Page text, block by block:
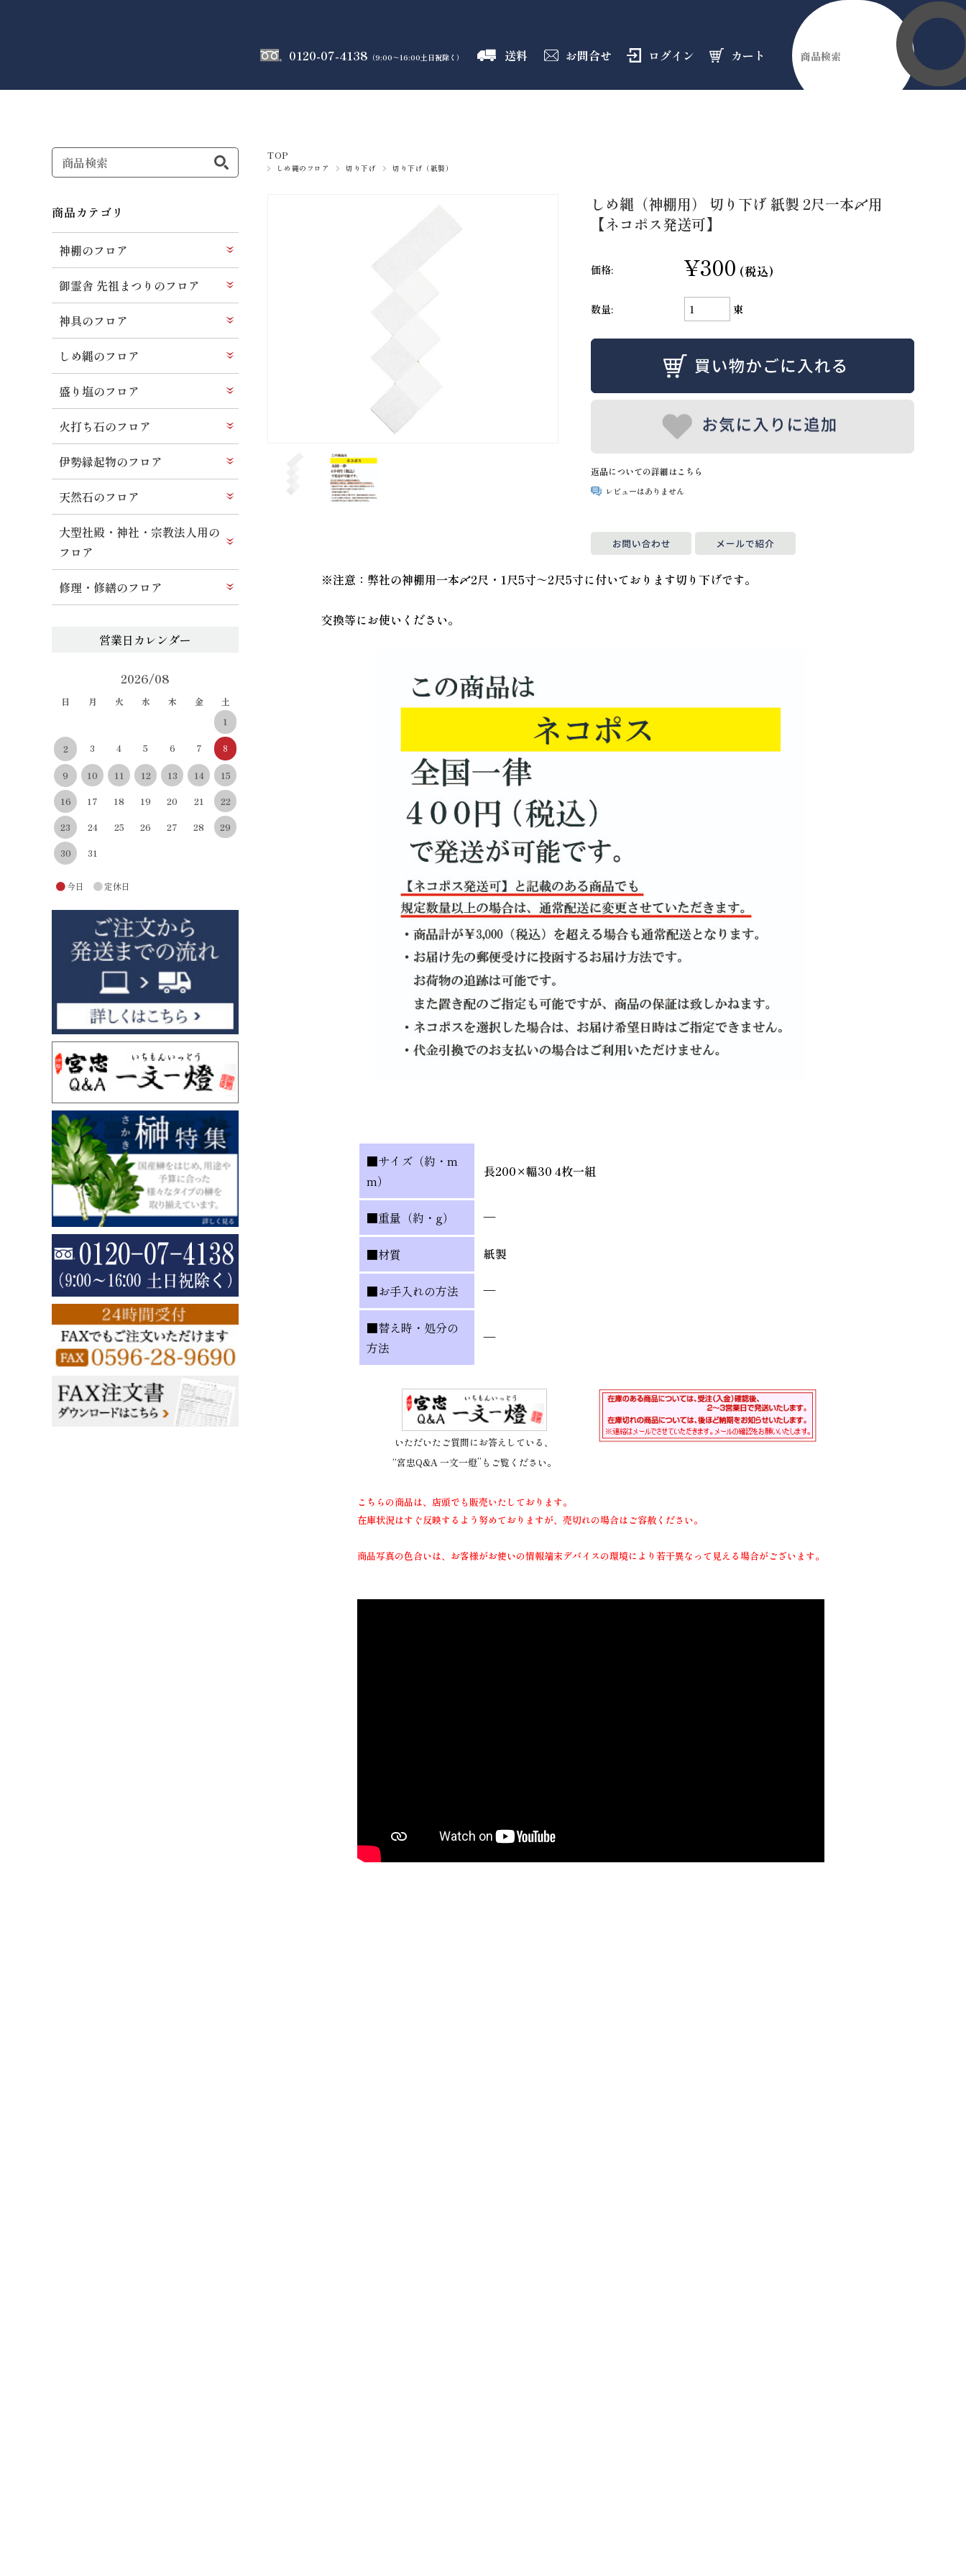
0120-07-4138 （9:00～16:00土日祝除く） 送料 お問合せ ログイン カート
TOP
しめ縄のフロア 切り下げ 切り下げ（紙製）
しめ縄（神棚用） 切り下げ 紙製 2尺一本〆用
【ネコポス発送可】
価格: ¥300 (税込)
数量: 束
返品についての詳細はこちら
レビューはありません
※注意：弊社の神棚用一本〆2尺・1尺5寸～2尺5寸に付いております切り下げです。
交換等にお使いください。
■サイズ（約・m
m）
長200×幅30 4枚一組
■重量（約・g） —
■材質 紙製
■お手入れの方法 —
■替え時・処分の
方法
—
いただいたご質問にお答えしている、
“宮忠Q&A 一文一燈”もご覧ください。
こちらの商品は、店頭でも販売いたしております。
在庫状況はすぐ反映するよう努めておりますが、売切れの場合はご容赦ください。
商品写真の色合いは、お客様がお使いの情報端末デバイスの環境により若干異なって見える場合がございます。
商品カテゴリ
神棚のフロア
御霊舎 先祖まつりのフロア
神具のフロア
しめ縄のフロア
盛り塩のフロア
火打ち石のフロア
伊勢縁起物のフロア
天然石のフロア
大型社殿・神社・宗教法人用の
フロア
修理・修繕のフロア
2026/08
日 月 火 水 木 金
土
1
2 3 4 5 6 7 8
9 10 11 12 13 14 15
16 17 18 19 20 21 22
23 24 25 26 27 28 29
30 31
●今日 ●定休日